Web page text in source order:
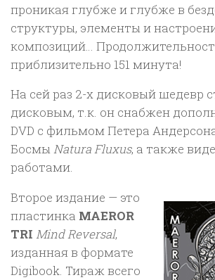
проникая глубже и глубже в
структуры, элементы и
композиций…
приблизительно 151 минута!
На сей раз 2-х дисковый шедевр
дисковым, т.к. он снабжен
DVD с фильмом Петера
БосмыNatura Fluxus, а также
работами.
Второе издание — это
пластинка MAEROR
TRI Mind Reversal,
изданная в формате
Digibook. Тираж всего